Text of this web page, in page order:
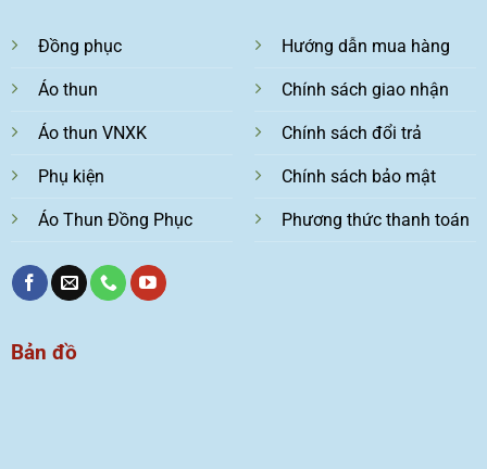
Đồng phục
Áo thun
Áo thun VNXK
Phụ kiện
Áo Thun Đồng Phục
Hướng dẫn mua hàng
Chính sách giao nhận
Chính sách đổi trả
Chính sách bảo mật
Phương thức thanh toán
Bản đồ